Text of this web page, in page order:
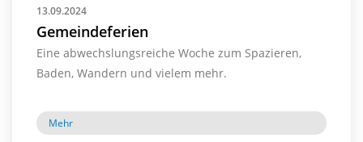
13.09.2024
Gemeindeferien
Eine abwechslungsreiche Woche zum Spazieren,
Baden, Wandern und vielem mehr.
Mehr